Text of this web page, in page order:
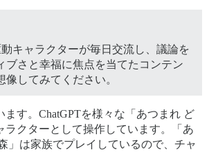
キャラクターが毎日交流し、議論を
ブさと幸福に焦点を当てたコンテン
像してみてください。
す。ChatGPTを様々な「あつまれ ど
ラクターとして操作しています。「あ
」は家族でプレイしているので、チャ